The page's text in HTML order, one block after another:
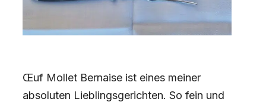
Œuf Mollet Bernaise ist eines meiner
absoluten Lieblingsgerichten. So fein und